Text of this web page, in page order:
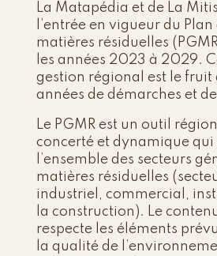
La Matapédia et de La
l’entrée en vigueur du
matières résiduelles
les années 2023 à 2029.
gestion régional est le fruit
années de démarches et
Le PGMR est un outil
concerté et dynamique
l’ensemble des secteurs
matières résiduelles
industriel, commercial,
la construction). Le
respecte les éléments
la qualité de